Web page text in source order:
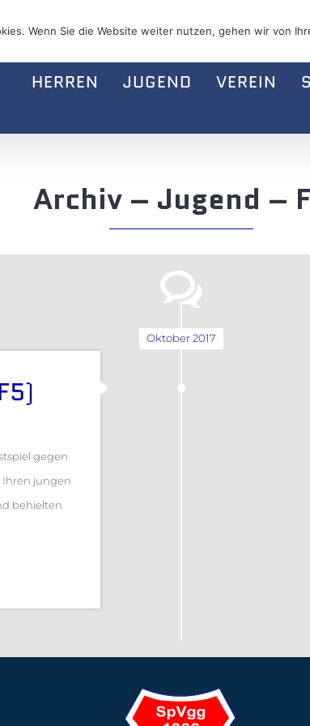
HERREN JUGEND VEREIN
Archiv – Jugend –
Oktober 2017
gegen
Ihren jungen
behielten
Wenn Sie die Website weiter nutzen, gehen wir von